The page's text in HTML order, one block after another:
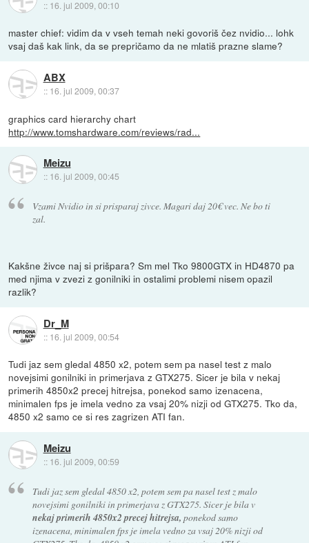
:: 16. jul 2009, 00:10
master chief: vidim da v vseh temah neki govoriš čez nvidio... lohk
vsaj daš kak link, da se prepričamo da ne mlatiš prazne slame?
ABX
:: 16. jul 2009, 00:37
graphics card hierarchy chart
http://www.tomshardware.com/reviews/rad...
Meizu
:: 16. jul 2009, 00:45
Vzami Nvidio in si prisparaj zivce. Magari daj 20€ vec. Ne bo ti
zal.
Kakšne živce naj si prišpara? Sm mel Tko 9800GTX in HD4870 pa
med njima v zvezi z gonilniki in ostalimi problemi nisem opazil
razlik?
Dr_M
:: 16. jul 2009, 00:54
Tudi jaz sem gledal 4850 x2, potem sem pa nasel test z malo
novejsimi gonilniki in primerjava z GTX275. Sicer je bila v nekaj
primerih 4850x2 precej hitrejsa, ponekod samo izenacena,
minimalen fps je imela vedno za vsaj 20% nizji od GTX275. Tko da,
4850 x2 samo ce si res zagrizen ATI fan.
Meizu
:: 16. jul 2009, 00:59
Tudi jaz sem gledal 4850 x2, potem sem pa nasel test z malo
novejsimi gonilniki in primerjava z GTX275. Sicer je bila v
nekaj primerih 4850x2 precej hitrejsa, ponekod samo
izenacena, minimalen fps je imela vedno za vsaj 20% nizji od